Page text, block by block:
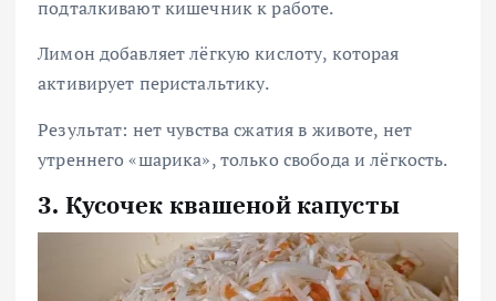
подталкивают кишечник к работе.
Лимон добавляет лёгкую кислоту, которая
активирует перистальтику.
Результат: нет чувства сжатия в животе, нет
утреннего «шарика», только свобода и лёгкость.
3. Кусочек квашеной капусты